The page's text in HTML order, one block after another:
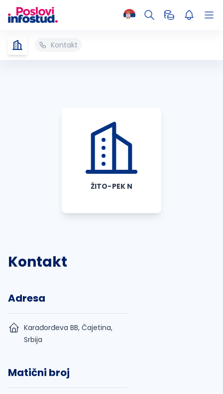
Kontakt
ŽITO-PEK N
Kontakt
Adresa
Karađorđeva BB, Čajetina,
Srbija
Matični broj